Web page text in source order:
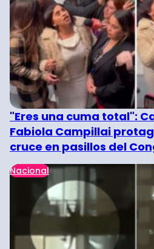
"Eres una cuma total":
Fabiola Campillai
cruce en pasillos del
Nacional